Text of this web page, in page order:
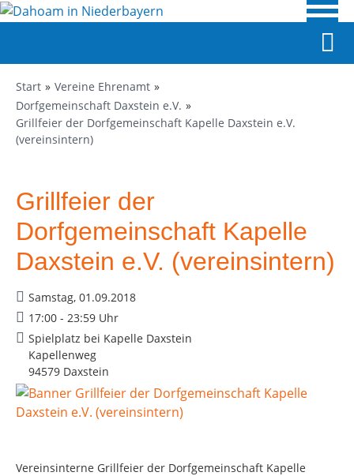
Start
Vereine Ehrenamt
Dorfgemeinschaft Daxstein e.V.
Grillfeier der Dorfgemeinschaft Kapelle Daxstein e.V.
(vereinsintern)
Grillfeier der
Dorfgemeinschaft Kapelle
Daxstein e.V. (vereinsintern)
Samstag, 01.09.2018
17:00 - 23:59 Uhr
Spielplatz bei Kapelle Daxstein
Kapellenweg
94579 Daxstein
Vereinsinterne Grillfeier der Dorfgemeinschaft Kapelle